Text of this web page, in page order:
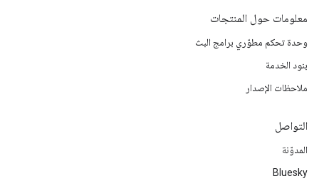
معلومات حول المنتجات
وحدة تحكم مطوّري برامج البث
بنود الخدمة
ملاحظات الإصدار
التواصل
المدوّنة
Bluesky